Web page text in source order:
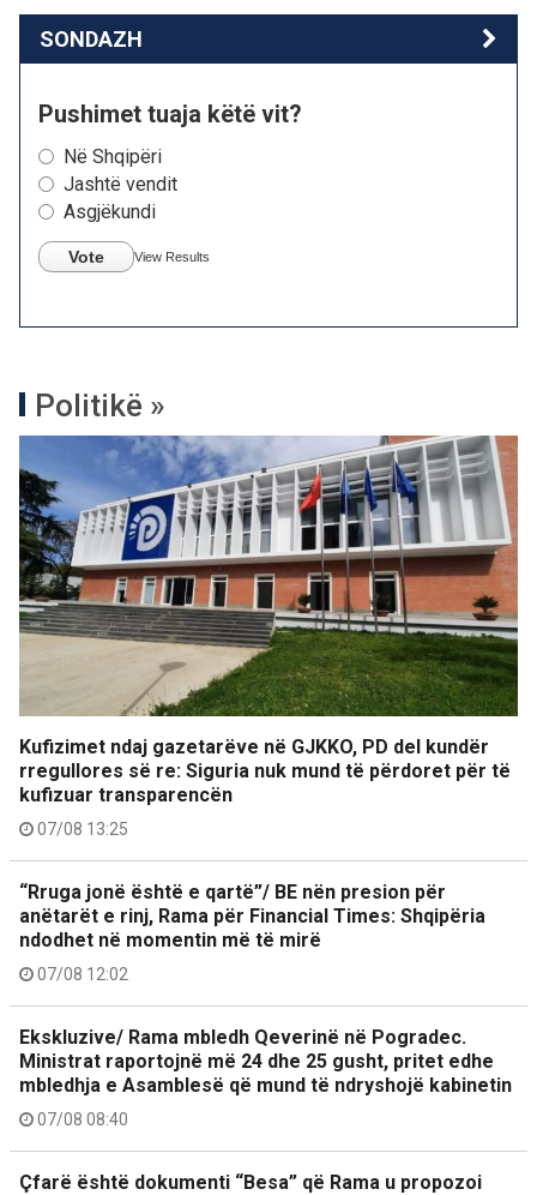
SONDAZH
Pushimet tuaja këtë vit?
Në Shqipëri
Jashtë vendit
Asgjëkundi
Vote View Results
Politikë »
Kufizimet ndaj gazetarëve në GJKKO, PD del kundër
rregullores së re: Siguria nuk mund të përdoret për të
kufizuar transparencën
07/08 13:25
“Rruga jonë është e qartë”/ BE nën presion për
anëtarët e rinj, Rama për Financial Times: Shqipëria
ndodhet në momentin më të mirë
07/08 12:02
Ekskluzive/ Rama mbledh Qeverinë në Pogradec.
Ministrat raportojnë më 24 dhe 25 gusht, pritet edhe
mbledhja e Asamblesë që mund të ndryshojë kabinetin
07/08 08:40
Çfarë është dokumenti “Besa” që Rama u propozoi